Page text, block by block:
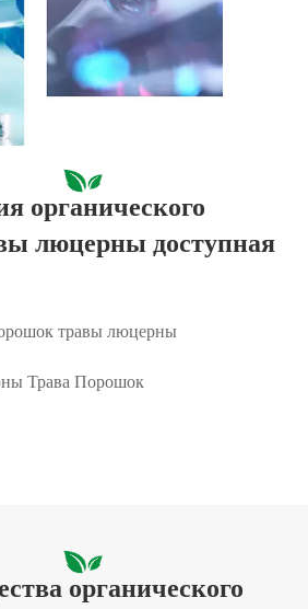
органического
люцерны доступная
травы люцерны
Трава Порошок
органического